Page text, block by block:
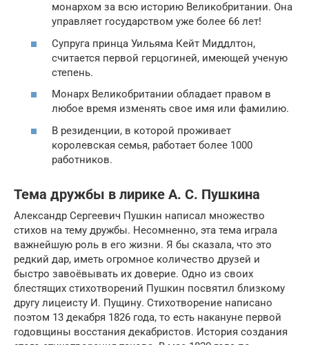
монархом за всю историю Великобритании. Она
управляет государством уже более 66 лет!
Супруга принца Уильяма Кейт Миддлтон,
считается первой герцогиней, имеющей ученую
степень.
Монарх Великобритании обладает правом в
любое время изменять свое имя или фамилию.
В резиденции, в которой проживает
королевская семья, работает более 1000
работников.
Тема дружбы в лирике А. С. Пушкина
Александр Сергеевич Пушкин написал множество
стихов на тему дружбы. Несомненно, эта тема играла
важнейшую роль в его жизни. Я бы сказала, что это
редкий дар, иметь огромное количество друзей и
быстро завоёвывать их доверие. Одно из своих
блестящих стихотворений Пушкин посвятил близкому
другу лицеисту И. Пущину. Стихотворение написано
поэтом 13 декабря 1826 года, то есть накануне первой
годовщины восстания декабристов. История создания